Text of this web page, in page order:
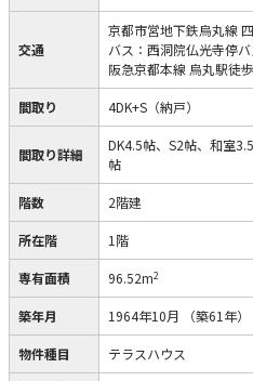
交通
京都市営地下鉄烏丸線
バス：西洞院仏光寺停
阪急京都本線 烏丸駅徒
間取り 4DK+S（納戸）
間取り詳細
DK4.5帖、S2帖、和室
帖
階数 2階建
所在階 1階
専有面積 96.52m2
築年月 1964年10月 （築61年）
物件種目 テラスハウス